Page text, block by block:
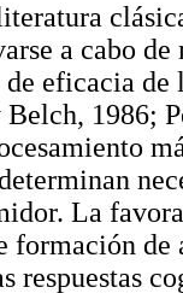
a cabo
eficacia de
1986;
La
formación de
respuestas